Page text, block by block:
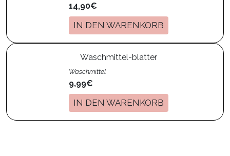
14,90€
IN DEN WARENKORB
Waschmittel-blatter
Waschmittel
9,99€
IN DEN WARENKORB